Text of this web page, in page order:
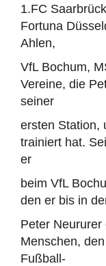
1.FC
Fortuna
Ahlen,
VfL Bochum,
Vereine, die
seiner
ersten Station,
trainiert hat.
er
beim VfL
den er bis in
Peter
Menschen,
Fußball-